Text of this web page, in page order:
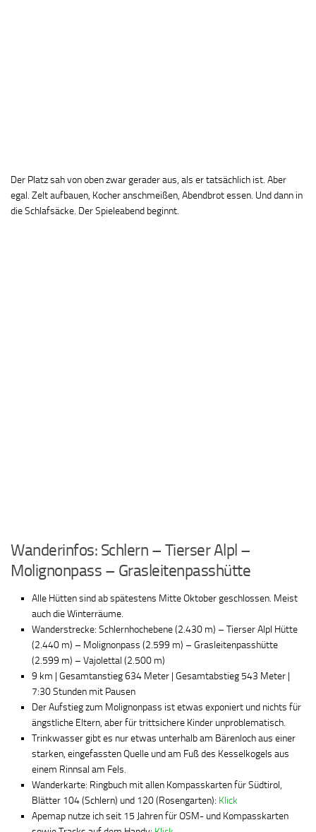
Der Platz sah von oben zwar gerader aus, als er tatsächlich ist. Aber
egal. Zelt aufbauen, Kocher anschmeißen, Abendbrot essen. Und dann in
die Schlafsäcke. Der Spieleabend beginnt.
Wanderinfos: Schlern – Tierser Alpl –
Molignonpass – Grasleitenpasshütte
Alle Hütten sind ab spätestens Mitte Oktober geschlossen. Meist
auch die Winterräume.
Wanderstrecke: Schlernhochebene (2.430 m) – Tierser Alpl Hütte
(2.440 m) – Molignonpass (2.599 m) – Grasleitenpasshütte
(2.599 m) – Vajolettal (2.500 m)
9 km | Gesamtanstieg 634 Meter | Gesamtabstieg 543 Meter |
7:30 Stunden mit Pausen
Der Aufstieg zum Molignonpass ist etwas exponiert und nichts für
ängstliche Eltern, aber für trittsichere Kinder unproblematisch.
Trinkwasser gibt es nur etwas unterhalb am Bärenloch aus einer
starken, eingefassten Quelle und am Fuß des Kesselkogels aus
einem Rinnsal am Fels.
Wanderkarte: Ringbuch mit allen Kompasskarten für Südtirol,
Blätter 104 (Schlern) und 120 (Rosengarten): Klick
Apemap nutze ich seit 15 Jahren für OSM- und Kompasskarten